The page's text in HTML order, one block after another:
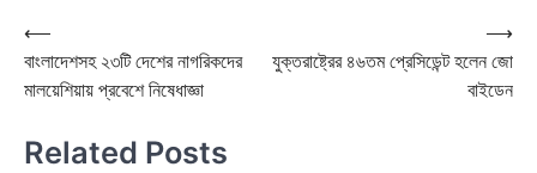
Post
navigation
⟵
বাংলাদেশসহ ২৩টি দেশের নাগরিকদের
মালয়েশিয়ায় প্রবেশে নিষেধাজ্ঞা
যুক্তরাষ্ট্রের ৪৬তম প্রেসিডেন্ট হলেন জো
বাইডেন
⟶
Related Posts